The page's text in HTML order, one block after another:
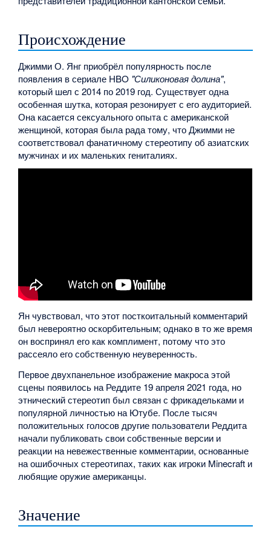
Происхождение
Джимми О. Янг приобрёл популярность после
появления в сериале HBO "Силиконовая долина",
который шел с 2014 по 2019 год. Существует одна
особенная шутка, которая резонирует с его аудиторией.
Она касается сексуального опыта с американской
женщиной, которая была рада тому, что Джимми не
соответствовал фанатичному стереотипу об азиатских
мужчинах и их маленьких гениталиях.
Ян чувствовал, что этот посткоитальный комментарий
был невероятно оскорбительным; однако в то же время
он воспринял его как комплимент, потому что это
рассеяло его собственную неуверенность.
Первое двухпанельное изображение макроса этой
сцены появилось на Реддите 19 апреля 2021 года, но
этнический стереотип был связан с фрикадельками и
популярной личностью на Ютубе. После тысяч
положительных голосов другие пользователи Реддита
начали публиковать свои собственные версии и
реакции на невежественные комментарии, основанные
на ошибочных стереотипах, таких как игроки Minecraft и
любящие оружие американцы.
Значение